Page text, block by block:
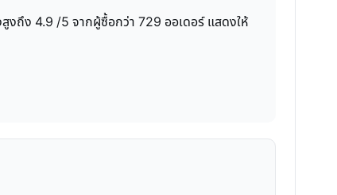
ถึง 4.9 /5 จากผู้ซื้อกว่า 729 ออเดอร์ แสดงให้